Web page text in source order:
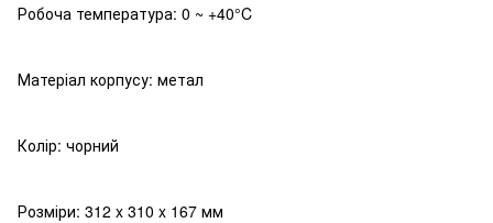
Робоча температура: 0 ~ +40°C
Матеріал корпусу: метал
Колір: чорний
Розміри: 312 x 310 x 167 мм